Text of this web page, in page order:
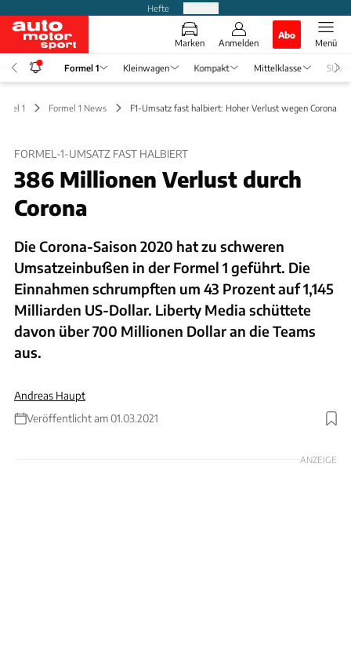
Hefte
Marken Anmelden
Abo
Menü
Formel 1 Kleinwagen Kompakt Mittelklasse SUV
1 Formel 1 News F1-Umsatz fast halbiert: Hoher Verlust wegen Corona
FORMEL-1-UMSATZ FAST HALBIERT
386 Millionen Verlust durch
Corona
Die Corona-Saison 2020 hat zu schweren
Umsatzeinbußen in der Formel 1 geführt. Die
Einnahmen schrumpften um 43 Prozent auf 1,145
Milliarden US-Dollar. Liberty Media schüttete
davon über 700 Millionen Dollar an die Teams
aus.
Andreas Haupt
Veröffentlicht am 01.03.2021
Foto: Motorsport Images
ANZEIGE